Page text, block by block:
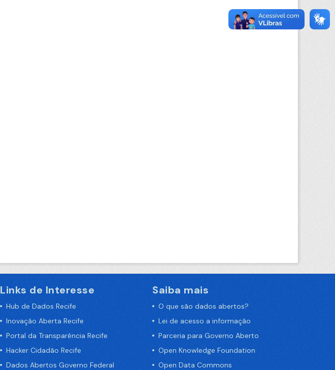
Links de Interesse
Hub de Dados Recife
Inovação Aberta Recife
Portal da Transparência Recife
Hacker Cidadão Recife
Dados Abertos Governo Federal
Saiba mais
O que são dados abertos?
Lei de acesso a informação
Parceria para Governo Aberto
Open Knowledge Foundation
Open Data Commons